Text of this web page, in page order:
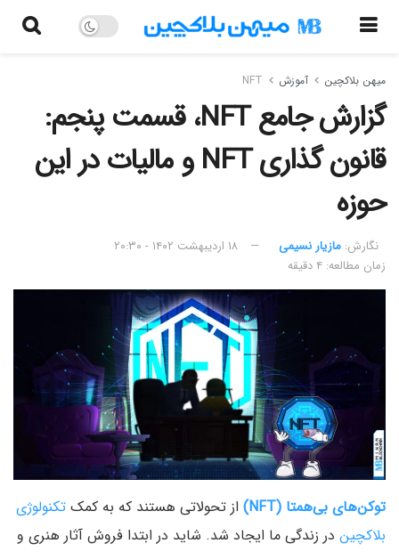
میهن بلاکچین آموزش NFT
گزارش جامع NFT، قسمت پنجم:
قانون گذاری NFT و مالیات در این
حوزه
نگارش:‌ مازیار نسیمی
۱۸ اردیبهشت ۱۴۰۲ - ۲۰:۳۰
زمان مطالعه: ۴ دقیقه
توکن‌های بی‌همتا (NFT)‌ از تحولاتی هستند که به کمک تکنولوژی
بلاکچین در زندگی ما ایجاد شد. شاید در ابتدا فروش آثار هنری و